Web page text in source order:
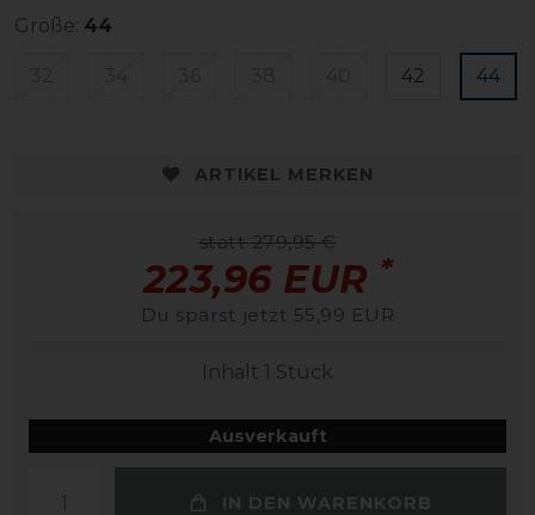
Größe: 44
42 44
ARTIKEL MERKEN
statt 279,95 €
223,96 EUR *
Du sparst jetzt 55,99 EUR
Inhalt 1 Stück
Ausverkauft
IN DEN WARENKORB